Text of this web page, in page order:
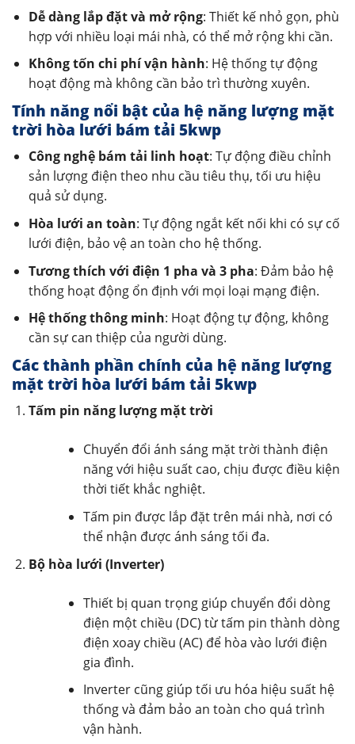
Dễ dàng lắp đặt và mở rộng: Thiết kế nhỏ gọn, phù
hợp với nhiều loại mái nhà, có thể mở rộng khi cần.
Không tốn chi phí vận hành: Hệ thống tự động
hoạt động mà không cần bảo trì thường xuyên.
Tính năng nổi bật của hệ năng lượng mặt
trời hòa lưới bám tải 5kwp
Công nghệ bám tải linh hoạt: Tự động điều chỉnh
sản lượng điện theo nhu cầu tiêu thụ, tối ưu hiệu
quả sử dụng.
Hòa lưới an toàn: Tự động ngắt kết nối khi có sự cố
lưới điện, bảo vệ an toàn cho hệ thống.
Tương thích với điện 1 pha và 3 pha: Đảm bảo hệ
thống hoạt động ổn định với mọi loại mạng điện.
Hệ thống thông minh: Hoạt động tự động, không
cần sự can thiệp của người dùng.
Các thành phần chính của hệ năng lượng
mặt trời hòa lưới bám tải 5kwp
Tấm pin năng lượng mặt trời
Chuyển đổi ánh sáng mặt trời thành điện
năng với hiệu suất cao, chịu được điều kiện
thời tiết khắc nghiệt.
Tấm pin được lắp đặt trên mái nhà, nơi có
thể nhận được ánh sáng tối đa.
Bộ hòa lưới (Inverter)
Thiết bị quan trọng giúp chuyển đổi dòng
điện một chiều (DC) từ tấm pin thành dòng
điện xoay chiều (AC) để hòa vào lưới điện
gia đình.
Inverter cũng giúp tối ưu hóa hiệu suất hệ
thống và đảm bảo an toàn cho quá trình
vận hành.